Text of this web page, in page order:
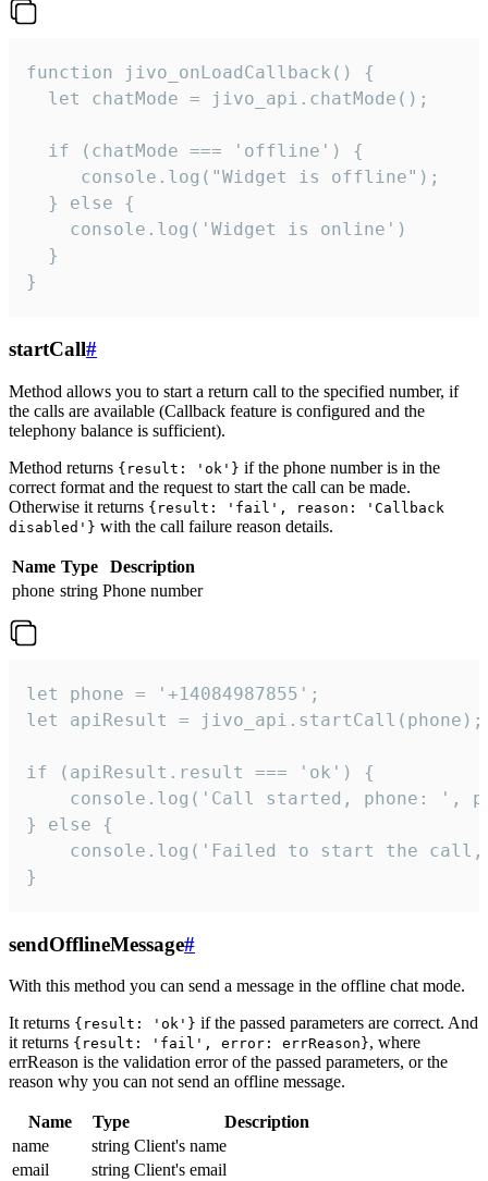
function jivo_onLoadCallback() {
  let chatMode = jivo_api.chatMode();
  if (chatMode === 'offline') {
     console.log("Widget is offline");
  } else {
    console.log('Widget is online')
  }
}
startCall#
Method allows you to start a return call to the specified number, if
the calls are available (Callback feature is configured and the
telephony balance is sufficient).
Method returns {result: 'ok'} if the phone number is in the
correct format and the request to start the call can be made.
Otherwise it returns {result: 'fail', reason: 'Callback
disabled'} with the call failure reason details.
Name Type
Description
phone string Phone number
let phone = '+14084987855';
let apiResult = jivo_api.startCall(phone);
if (apiResult.result === 'ok') {
console.log('Call started, phone: ',
} else {
console.log('Failed to start the
}
sendOfflineMessage#
With this method you can send a message in the offline chat mode.
It returns {result: 'ok'} if the passed parameters are correct. And
it returns {result: 'fail', error: errReason}, where
errReason is the validation error of the passed parameters, or the
reason why you can not send an offline message.
Name Type
Description
name
string Client's name
email
string Client's email